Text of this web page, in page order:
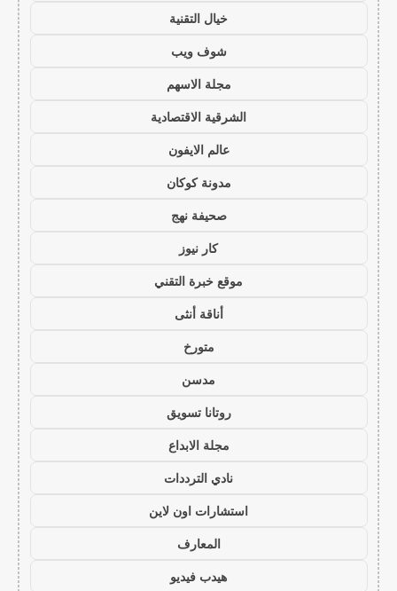
خيال التقنية
شوف ويب
مجلة الاسهم
الشرقية الاقتصادية
عالم الايفون
مدونة كوكان
صحيفة نهج
كار نيوز
موقع خبرة التقني
أناقة أنثى
متورخ
مدسن
روتانا تسويق
مجلة الابداع
نادي الترددات
استشارات اون لاين
المعارف
هيدب فيديو